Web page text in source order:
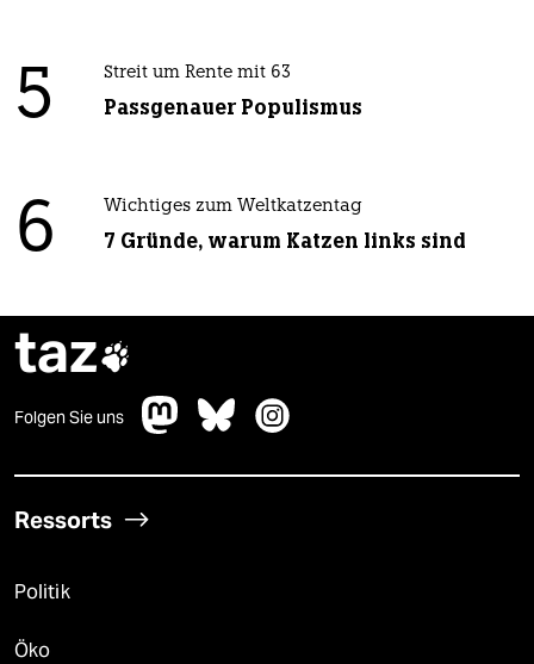
5
Streit um Rente mit 63
Passgenauer Populismus
6 Wichtiges zum Weltkatzentag
7 Gründe, warum Katzen links sind
taz
Folgen Sie uns
Ressorts
Politik
Öko